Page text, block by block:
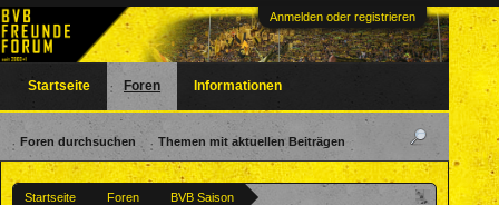
Anmelden oder registrieren
Startseite Foren
BVB Saison
Startseite Foren
Foren durchsuchen Themen mit aktuellen Beiträgen
Informationen